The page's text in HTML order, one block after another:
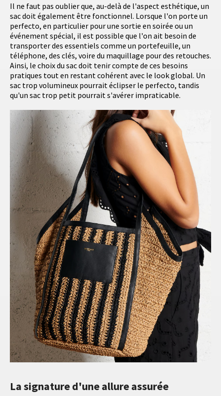
Il ne faut pas oublier que, au-delà de l'aspect esthétique, un
sac doit également être fonctionnel. Lorsque l'on porte un
perfecto, en particulier pour une sortie en soirée ou un
événement spécial, il est possible que l'on ait besoin de
transporter des essentiels comme un portefeuille, un
téléphone, des clés, voire du maquillage pour des retouches.
Ainsi, le choix du sac doit tenir compte de ces besoins
pratiques tout en restant cohérent avec le look global. Un
sac trop volumineux pourrait éclipser le perfecto, tandis
qu'un sac trop petit pourrait s'avérer impraticable.
La signature d'une allure assurée